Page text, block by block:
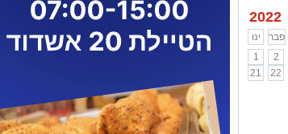
2022
ינו
פבר
1
2
21
22